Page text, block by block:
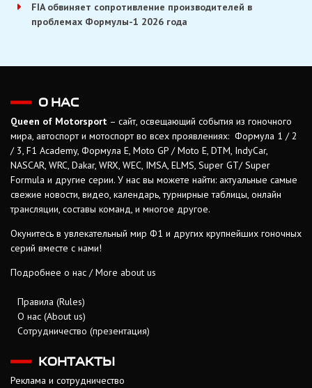
FIA обвиняет сопротивление производителей в
проблемах Формулы-1 2026 года
О НАС
Queen of Motorsport – сайт, освещающий события из гоночного
мира, автоспорт и мотоспорт во всех проявлениях: Формула 1 / 2
/ 3, F1 Academy, Формула Е, Moto GP / Moto E, DTM, IndyCar,
NASCAR, WRC, Dakar, WRX, WEC, IMSA, ELMS, Super GT/ Super
Formula и другие серии. У нас вы можете найти: актуальные самые
свежие новости, видео, календарь, турнирные таблицы, онлайн
трансляции, составы команд, и многое другое.
Окунитесь в увлекательный мир Ф1 и других крупнейших гоночных
серий вместе с нами!
Подробнее о нас / More about us
Правила (Rules)
О нас (About us)
Сотрудничество (презентация)
КОНТАКТЫ
Реклама и сотрудничество